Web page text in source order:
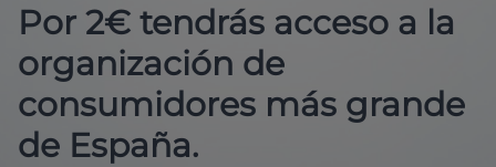
Por 2€ tendrás acceso a la
organización de
consumidores más grande
de España.